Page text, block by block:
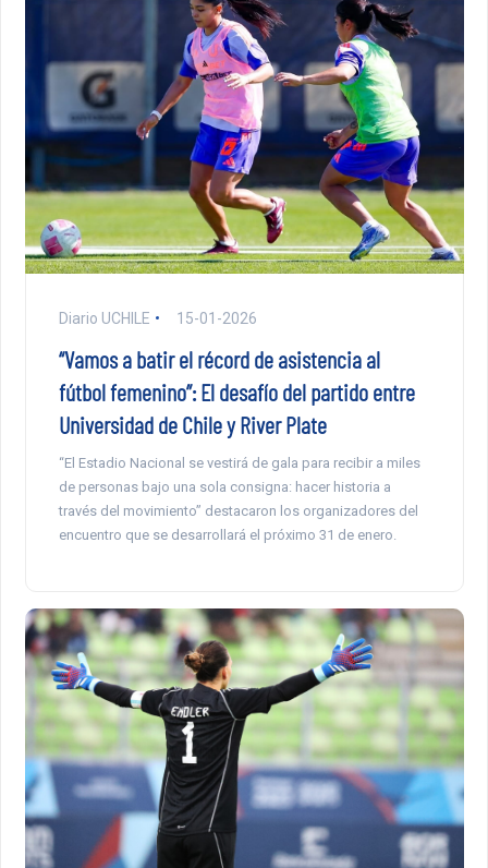
Diario UCHILE 15-01-2026
“Vamos a batir el récord de asistencia al
fútbol femenino”: El desafío del partido entre
Universidad de Chile y River Plate
“El Estadio Nacional se vestirá de gala para recibir a miles
de personas bajo una sola consigna: hacer historia a
través del movimiento” destacaron los organizadores del
encuentro que se desarrollará el próximo 31 de enero.